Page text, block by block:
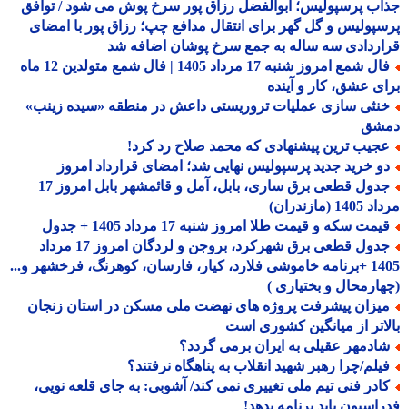
پرسپولیس؛ ابوالفضل رزاق پور سرخ پوش می شود / توافق
و گل گهر برای انتقال مدافع چپ؛ رزاق پور با امضای
سه ساله به جمع سرخ پوشان اضافه شد
فال شمع امروز شنبه 17 مرداد 1405 | فال شمع متولدین 12 ماه
عشق، کار و آینده
سازی عملیات تروریستی داعش در منطقه «سیده زینب»
ترین پیشنهادی که محمد صلاح رد کرد!
خرید جدید پرسپولیس نهایی شد؛ امضای قرارداد امروز
جدول قطعی برق ساری، بابل، آمل و قائمشهر بابل امروز 17
(مازندران)
سکه و قیمت طلا امروز شنبه 17 مرداد 1405 + جدول
جدول قطعی برق شهرکرد، بروجن و لردگان امروز 17 مرداد
1405 +برنامه خاموشی فلارد، کیار، فارسان، کوهرنگ، فرخشهر و...
و بختیاری )
پیشرفت پروژه های نهضت ملی مسکن در استان زنجان
از میانگین کشوری است
عقیلی به ایران برمی گردد؟
چرا رهبر شهید انقلاب به پناهگاه نرفتند؟
فنی تیم ملی تغییری نمی کند/ آشوبی: به جای قلعه نویی،